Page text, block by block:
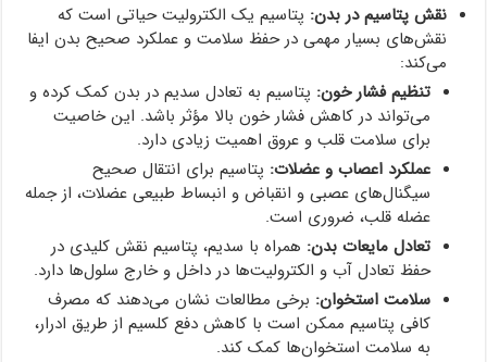
نقش پتاسیم در بدن: پتاسیم یک الکترولیت حیاتی است که
نقش‌های بسیار مهمی در حفظ سلامت و عملکرد صحیح بدن ایفا
می‌کند:
تنظیم فشار خون: پتاسیم به تعادل سدیم در بدن کمک کرده و
می‌تواند در کاهش فشار خون بالا مؤثر باشد. این خاصیت
برای سلامت قلب و عروق اهمیت زیادی دارد.
عملکرد اعصاب و عضلات: پتاسیم برای انتقال صحیح
سیگنال‌های عصبی و انقباض و انبساط طبیعی عضلات، از جمله
عضله قلب، ضروری است.
تعادل مایعات بدن: همراه با سدیم، پتاسیم نقش کلیدی در
حفظ تعادل آب و الکترولیت‌ها در داخل و خارج سلول‌ها دارد.
سلامت استخوان: برخی مطالعات نشان می‌دهند که مصرف
کافی پتاسیم ممکن است با کاهش دفع کلسیم از طریق ادرار،
به سلامت استخوان‌ها کمک کند.